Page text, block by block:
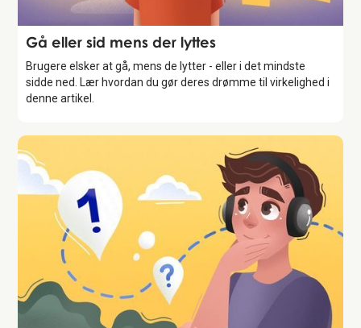
Storytelling
Gå eller sid mens der lyttes
Brugere elsker at gå, mens de lytter - eller i det mindste
sidde ned. Lær hvordan du gør deres drømme til virkelighed i
denne artikel.